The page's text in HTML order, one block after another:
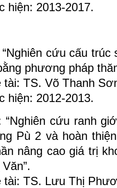
hiện: 2013-2017.
cứu cấu
phương pháp
tài: TS. Võ Thanh
hiện: 2012-2013.
cứu ranh
Pù 2 và hoàn
nâng cao giá trị
tài: TS. Lưu Thị